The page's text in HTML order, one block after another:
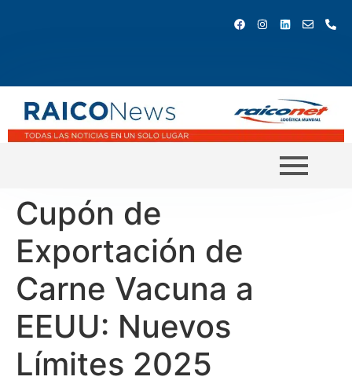
Cupón de
Exportación de
Carne Vacuna a
EEUU: Nuevos
Límites 2025